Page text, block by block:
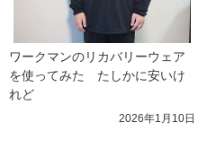
ワークマンのリカバリーウェア
を使ってみた　たしかに安いけ
れど
2026年1月10日